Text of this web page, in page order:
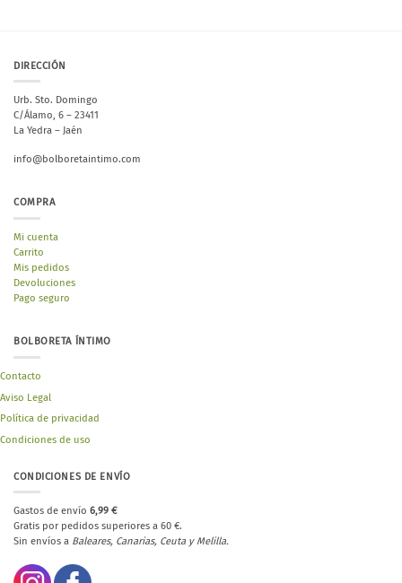
DIRECCIÓN
Urb. Sto. Domingo
C/Álamo, 6 – 23411
La Yedra – Jaén
info@bolboretaintimo.com
COMPRA
Mi cuenta
Carrito
Mis pedidos
Devoluciones
Pago seguro
BOLBORETA ÍNTIMO
Contacto
Aviso Legal
Política de privacidad
Condiciones de uso
CONDICIONES DE ENVÍO
Gastos de envío 6,99 €
Gratis por pedidos superiores a 60 €.
Sin envíos a Baleares, Canarias, Ceuta y Melilla.